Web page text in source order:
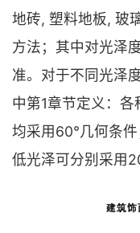
地砖, 塑料地板, 玻
方法；其中对光泽
准。对于不同光泽
中第1章节定义：
均采用60°几何条
低光泽可分别采用